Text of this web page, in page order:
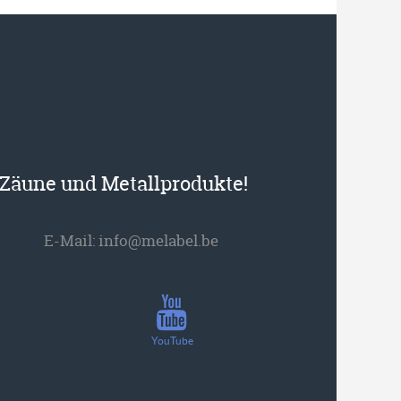
und Metallprodukte!
E-Mail:info@melabel.be
YouTube